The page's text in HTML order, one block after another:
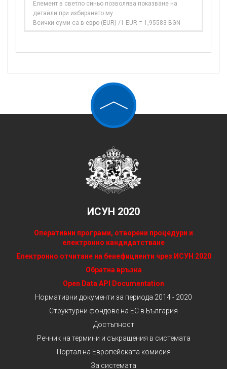
Елемент в светло синьо позволява показване на
детайли при избирането му
Всички суми са в евро (EUR) /1 EUR = 1,95583 BGN
ИСУН 2020
Оперативни програми, отворени процедури и
електронно кандидатстване
Електронно отчитане на бенефициенти чрез ИСУН 2020
Обратна връзка
Open Data API Documentation
Нормативни документи за периода 2014 - 2020
Структурни фондове на ЕС в България
Достъпност
Речник на термини и съкращения в системата
Портал на Европейската комисия
За системата